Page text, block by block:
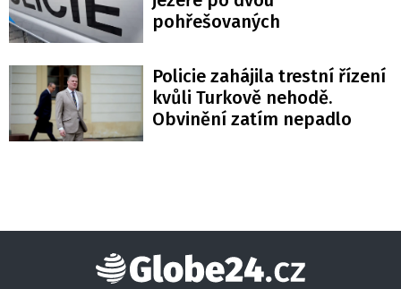
pohřešovaných
Policie zahájila trestní řízení
kvůli Turkově nehodě.
Obvinění zatím nepadlo
Globe24